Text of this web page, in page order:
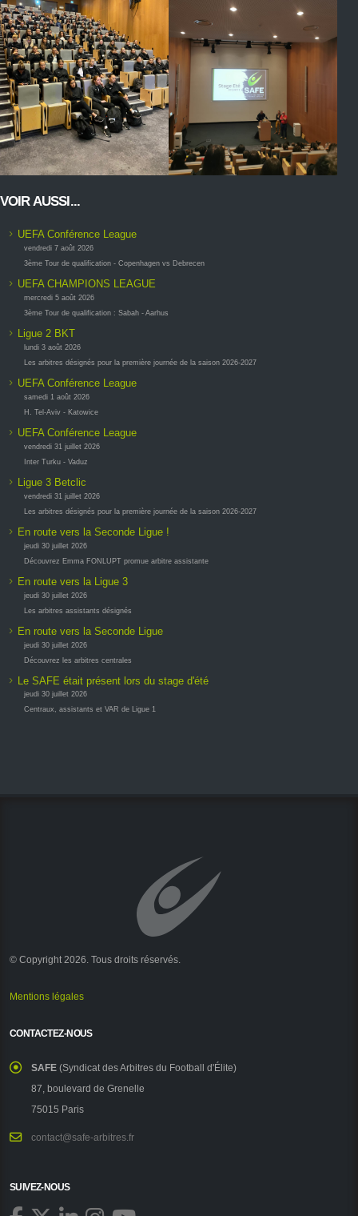
VOIR AUSSI...
UEFA Conférence League
vendredi 7 août 2026
3ème Tour de qualification - Copenhagen vs Debrecen
UEFA CHAMPIONS LEAGUE
mercredi 5 août 2026
3ème Tour de qualification : Sabah - Aarhus
Ligue 2 BKT
lundi 3 août 2026
Les arbitres désignés pour la première journée de la saison 2026-2027
UEFA Conférence League
samedi 1 août 2026
H. Tel-Aviv - Katowice
UEFA Conférence League
vendredi 31 juillet 2026
Inter Turku - Vaduz
Ligue 3 Betclic
vendredi 31 juillet 2026
Les arbitres désignés pour la première journée de la saison 2026-2027
En route vers la Seconde Ligue !
jeudi 30 juillet 2026
Découvrez Emma FONLUPT promue arbitre assistante
En route vers la Ligue 3
jeudi 30 juillet 2026
Les arbitres assistants désignés
En route vers la Seconde Ligue
jeudi 30 juillet 2026
Découvrez les arbitres centrales
Le SAFE était présent lors du stage d'été
jeudi 30 juillet 2026
Centraux, assistants et VAR de Ligue 1
© Copyright 2026. Tous droits réservés.
Mentions légales
CONTACTEZ-NOUS
SAFE (Syndicat des Arbitres du Football d'Élite)
87, boulevard de Grenelle
75015 Paris
contact@safe-arbitres.fr
SUIVEZ-NOUS